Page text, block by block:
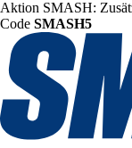
Aktion SMASH:
Code SMASH5